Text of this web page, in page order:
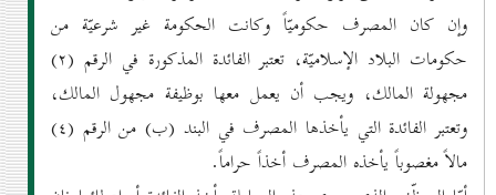
وإن كان المصرف حكوميّاً وكانت الحكومة غير شرعيّة من
حكومات البلاد الإسلاميّة، تعتبر الفائدة المذكورة في الرقم (۲)
مجهولة المالك، ويجب أن يعمل معها بوظيفة مجهول المالك،
وتعتبر الفائدة التي يأخذها المصرف في البند (ب) من الرقم (٤)
مالاً مغصوباً يأخذه المصرف أخذاً حراماً.